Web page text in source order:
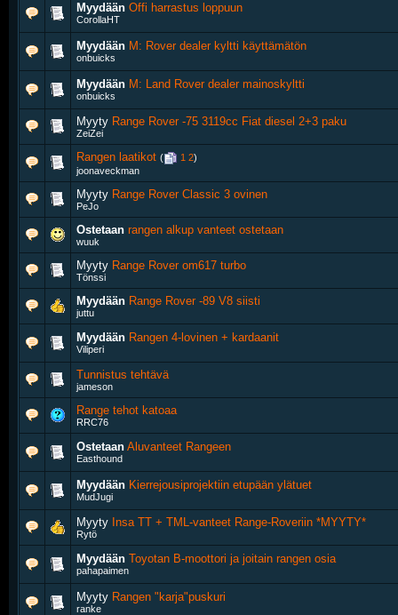
Myydään Offi harrastus loppuun
CorollaHT
Myydään M: Rover dealer kyltti käyttämätön
onbuicks
Myydään M: Land Rover dealer mainoskyltti
onbuicks
Myyty Range Rover -75 3119cc Fiat diesel 2+3 paku
ZeiZei
Rangen laatikot ( 1 2)
joonaveckman
Myyty Range Rover Classic 3 ovinen
PeJo
Ostetaan rangen alkup vanteet ostetaan
wuuk
Myyty Range Rover om617 turbo
Tönssi
Myydään Range Rover -89 V8 siisti
juttu
Myydään Rangen 4-lovinen + kardaanit
Viliperi
Tunnistus tehtävä
jameson
Range tehot katoaa
RRC76
Ostetaan Aluvanteet Rangeen
Easthound
Myydään Kierrejousiprojektiin etupään ylätuet
MudJugi
Myyty Insa TT + TML-vanteet Range-Roveriin *MYYTY*
Rytö
Myydään Toyotan B-moottori ja joitain rangen osia
pahapaimen
Myyty Rangen "karja"puskuri
ranke